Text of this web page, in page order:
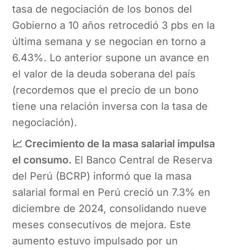
tasa de negociación de los bonos del
Gobierno a 10 años retrocedió 3 pbs en la
última semana y se negocian en torno a
6.43%. Lo anterior supone un avance en
el valor de la deuda soberana del país
(recordemos que el precio de un bono
tiene una relación inversa con la tasa de
negociación).
📈 Crecimiento de la masa salarial impulsa
el consumo. El Banco Central de Reserva
del Perú (BCRP) informó que la masa
salarial formal en Perú creció un 7.3% en
diciembre de 2024, consolidando nueve
meses consecutivos de mejora. Este
aumento estuvo impulsado por un